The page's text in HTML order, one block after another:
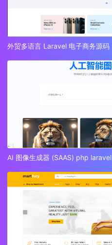
外贸多语言 Laravel 电子商务源码
AI 图像生成器 (SAAS) php laravel